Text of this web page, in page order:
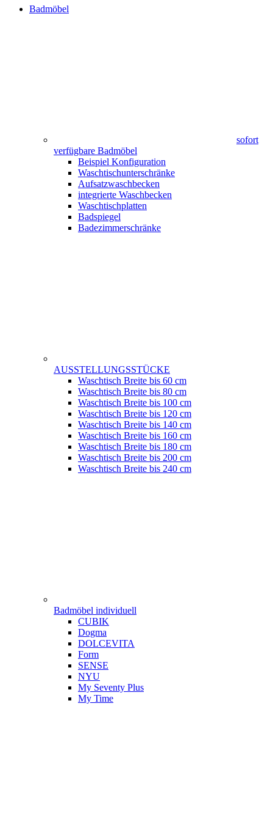
Badmöbel
sofort
verfügbare Badmöbel
Beispiel Konfiguration
Waschtischunterschränke
Aufsatzwaschbecken
integrierte Waschbecken
Waschtischplatten
Badspiegel
Badezimmerschränke
AUSSTELLUNGSSTÜCKE
Waschtisch Breite bis 60 cm
Waschtisch Breite bis 80 cm
Waschtisch Breite bis 100 cm
Waschtisch Breite bis 120 cm
Waschtisch Breite bis 140 cm
Waschtisch Breite bis 160 cm
Waschtisch Breite bis 180 cm
Waschtisch Breite bis 200 cm
Waschtisch Breite bis 240 cm
Badmöbel individuell
CUBIK
Dogma
DOLCEVITA
Form
SENSE
NYU
My Seventy Plus
My Time